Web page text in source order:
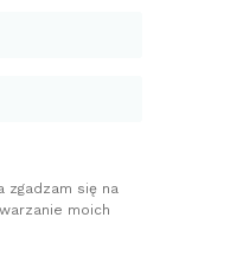
zgadzam się na
moich